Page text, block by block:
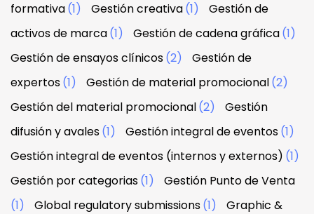
formativa(1) Gestión creativa(1)
Gestión de
activos de marca(1) Gestión de cadena gráfica(1)
Gestión de ensayos clínicos(2)
Gestión de
expertos(1) Gestión de material promocional(2)
Gestión del material promocional(2)
Gestión
difusión y avales(1) Gestión integral de eventos(1)
Gestión integral de eventos (internos y externos) (1)
Gestión por categorias(1)
Gestión Punto de Venta
(1)
Global regulatory submissions(1)
Graphic &